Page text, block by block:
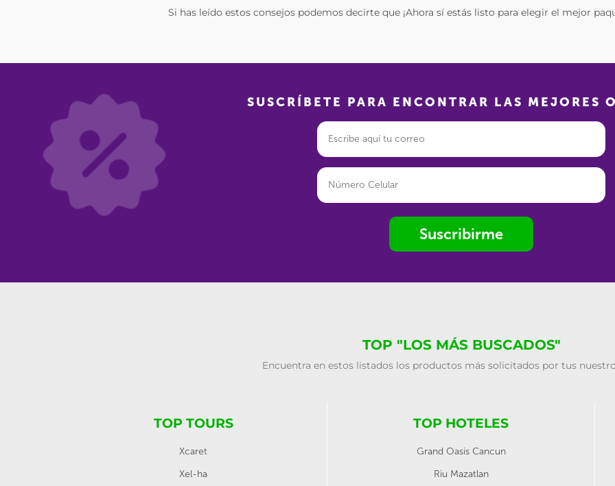
Si has leído estos consejos podemos decirte que ¡Ahora sí estás listo para elegir el mejor
SUSCRÍBETE PARA ENCONTRAR LAS MEJORES
Suscribirme
TOP "LOS MÁS BUSCADOS"
Encuentra en estos listados los productos más solicitados por tus
TOP TOURS
Xcaret
Xel-ha
TOP HOTELES
Grand Oasis Cancun
Riu Mazatlan